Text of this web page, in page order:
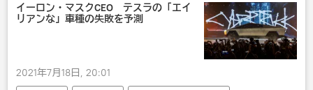
イーロン・マスクCEO テスラの「エイ
リアンな」車種の失敗を予測
2021年7月18日, 20:01